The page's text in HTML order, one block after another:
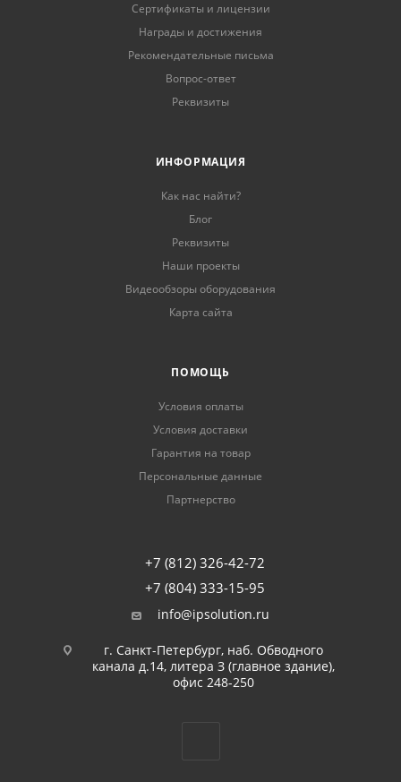
Сертификаты и лицензии
Награды и достижения
Рекомендательные письма
Вопрос-ответ
Реквизиты
ИНФОРМАЦИЯ
Как нас найти?
Блог
Реквизиты
Наши проекты
Видеообзоры оборудования
Карта сайта
ПОМОЩЬ
Условия оплаты
Условия доставки
Гарантия на товар
Персональные данные
Партнерство
+7 (812) 326-42-72
+7 (804) 333-15-95
info@ipsolution.ru
г. Санкт-Петербург, наб. Обводного
канала д.14, литера З (главное здание),
офис 248-250